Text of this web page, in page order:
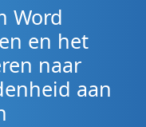
Word
en het
naar
aan